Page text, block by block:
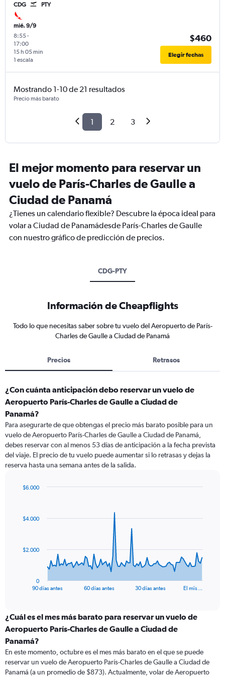
CDG PTY
mié. 9/9
8:55-
17:00
1 escala
15 h 05 min
$460
Elegir fechas
Mostrando 1-10 de 21 resultados
Precio más barato
1 2 3
El mejor momento para reservar un
vuelo de París-Charles de Gaulle a
Ciudad de Panamá
¿Tienes un calendario flexible? Descubre la época ideal para
volar a Ciudad de Panamádesde París-Charles de Gaulle
con nuestro gráfico de predicción de precios.
CDG-PTY
Información de Cheapflights
Todo lo que necesitas saber sobre tu vuelo del Aeropuerto de París-
Charles de Gaulle a Ciudad de Panamá
Precios Retrasos
¿Con cuánta anticipación debo reservar un vuelo de
Aeropuerto París-Charles de Gaulle a Ciudad de
Panamá?
Para asegurarte de que obtengas el precio más barato posible para un
vuelo de Aeropuerto París-Charles de Gaulle a Ciudad de Panamá,
debes reservar con al menos 53 días de anticipación a la fecha prevista
del viaje. El precio de tu vuelo puede aumentar si lo retrasas y dejas la
reserva hasta una semana antes de la salida.
data
The
categories.
Range:
91
categories.
The
chart
has
90 días antes 60 días antes 30 días antes El mis…
0
$2.000
$4.000
$6.000
¿Cuál es el mes más barato para reservar un vuelo de
Aeropuerto París-Charles de Gaulle a Ciudad de
Panamá?
En este momento, octubre es el mes más barato en el que se puede
reservar un vuelo de Aeropuerto París-Charles de Gaulle a Ciudad de
Panamá (a un promedio de $873). Actualmente, volar de Aeropuerto